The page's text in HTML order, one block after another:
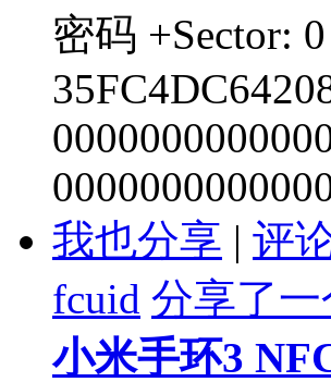
密码 +Sector: 0
我也分享 | 评
fcuid 分享了
小米手环3